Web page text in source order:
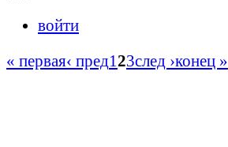
войти
« первая‹ пред123след ›конец »